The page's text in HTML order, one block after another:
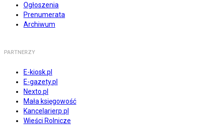
Ogłoszenia
Prenumerata
Archiwum
PARTNERZY
E-kiosk.pl
E-gazety.pl
Nexto.pl
Mała księgowość
Kancelarierp.pl
Wieści Rolnicze